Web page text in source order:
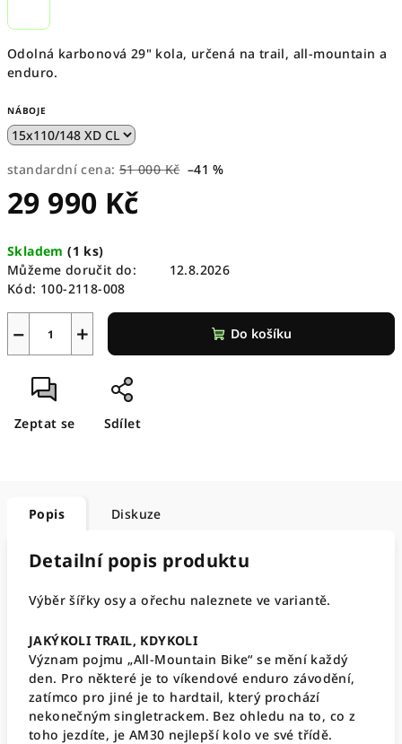
Odolná karbonová 29" kola, určená na trail, all-mountain a
enduro.
NÁBOJE
standardní cena: 51 000 Kč –41 %
29 990 Kč
cena:
Skladem(1 ks)
Můžeme doručit do:
12.8.2026
Kód: 100-2118-008
+
− Do košíku
Zeptat se Sdílet
Popis Diskuze
Detailní popis produktu
Výběr šířky osy a ořechu naleznete ve variantě.
JAKÝKOLI TRAIL, KDYKOLI
Význam pojmu „All-Mountain Bike“ se mění každý
den. Pro některé je to víkendové enduro závodění,
zatímco pro jiné je to hardtail, který prochází
nekonečným singletrackem. Bez ohledu na to, co z
toho jezdíte, je AM30 nejlepší kolo ve své třídě.